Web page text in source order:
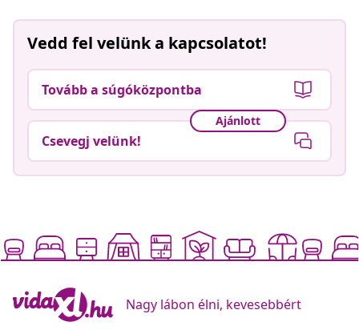
Vedd fel velünk a kapcsolatot!
Tovább a súgóközpontba
Ajánlott
Csevegj velünk!
Nagy lábon élni, kevesebbért